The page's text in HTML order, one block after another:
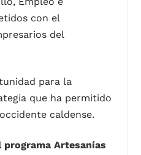
con el
del
para la
que ha permitido
caldense.
Artesanías